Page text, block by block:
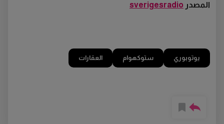
المصدر sverigesradio
يوتوبوري ستوكهوام العقارات